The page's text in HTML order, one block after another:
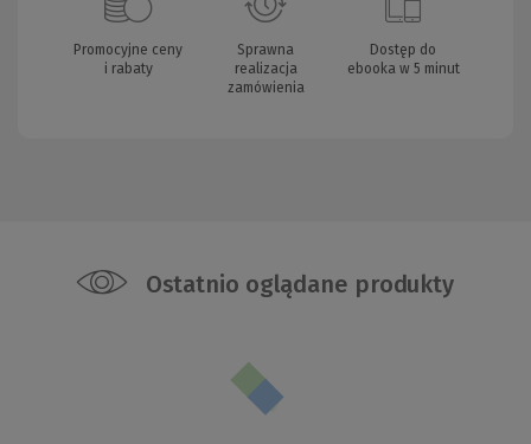
Promocyjne ceny
i rabaty
Sprawna
realizacja
zamówienia
Dostęp do
ebooka w 5 minut
Ostatnio oglądane produkty